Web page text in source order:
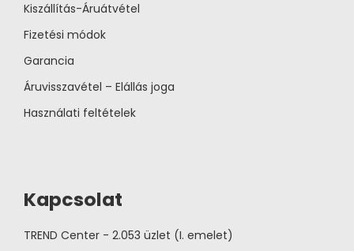
Kiszállítás-Áruátvétel
Fizetési módok
Garancia
Áruvisszavétel – Elállás joga
Használati feltételek
Kapcsolat
TREND Center - 2.053 üzlet (I. emelet)